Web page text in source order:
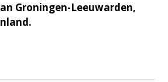
Groningen-Leeuwarden,